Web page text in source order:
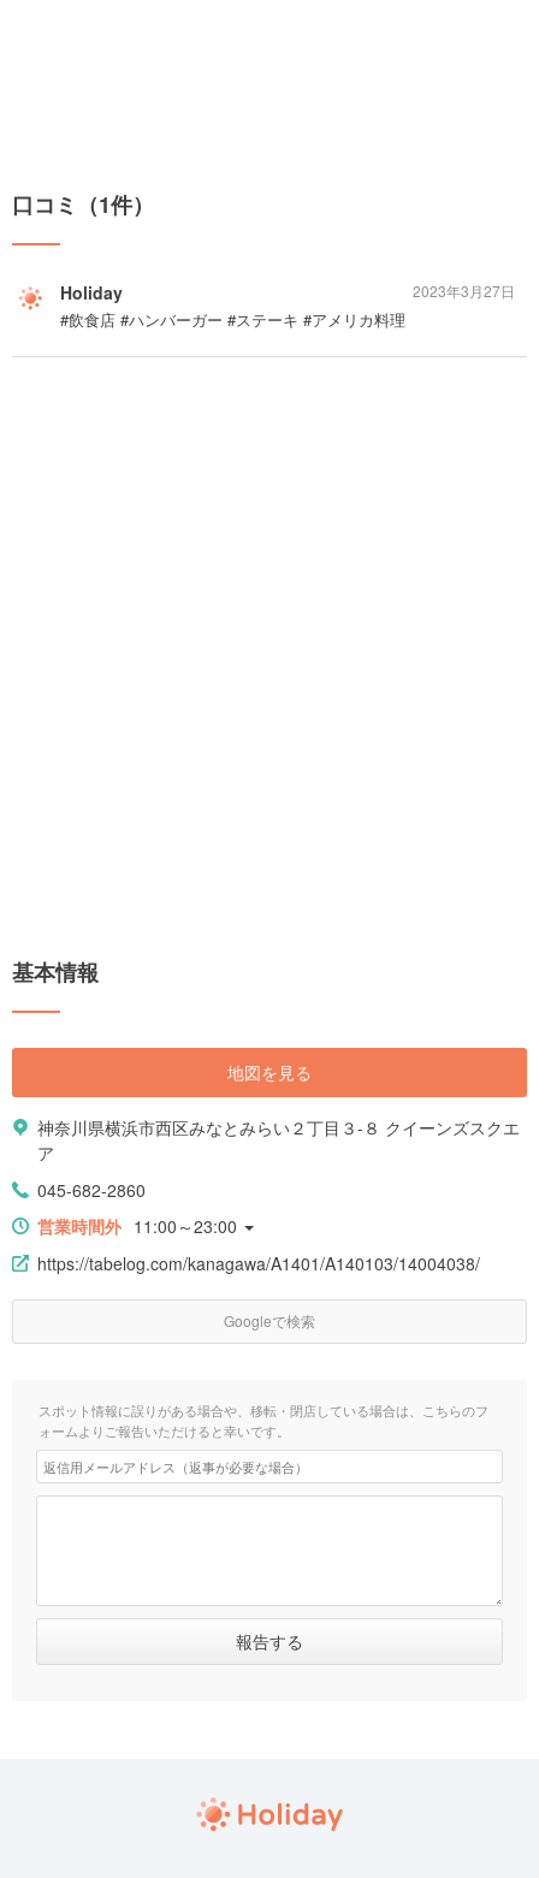
口コミ（1件）
Holiday
#飲食店 #ハンバーガー #ステーキ #アメリカ料理
2023年3月27日
基本情報
地図を見る
神奈川県横浜市西区みなとみらい２丁目３-８ クイーンズスクエ
ア
045-682-2860
営業時間外 11:00～23:00
https://tabelog.com/kanagawa/A1401/A140103/14004038/
Googleで検索
スポット情報に誤りがある場合や、移転・閉店している場合は、こちらのフ
ォームよりご報告いただけると幸いです。